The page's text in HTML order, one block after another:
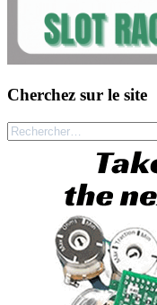
Cherchez sur le site
Rechercher :